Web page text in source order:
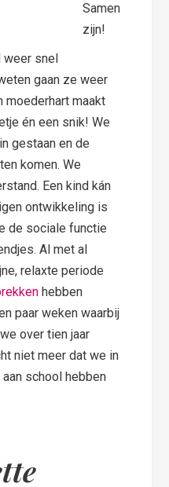
Samen
zijn!
weer snel
gaan ze weer
moederhart maakt
én een snik! We
in gestaan en de
komen. We
Een kind kán
ontwikkeling is
de sociale functie
Al met al
relaxte periode
hebben
paar weken waarbij
over tien jaar
niet meer dat we in
school hebben